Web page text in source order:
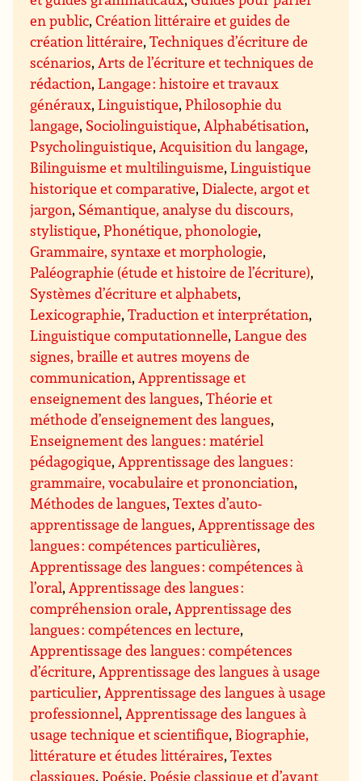
en public,Création littéraire et guides de
création littéraire,Techniques d’écriture de
scénarios,Arts de l’écriture et techniques de
rédaction,Langage : histoire et travaux
généraux,Linguistique,Philosophie du
langage, Sociolinguistique,Alphabétisation,
Psycholinguistique,Acquisition du langage,
Bilinguisme et multilinguisme,Linguistique
historique et comparative,Dialecte, argot et
jargon, Sémantique, analyse du discours,
stylistique,Phonétique, phonologie,
Grammaire, syntaxe et morphologie,
Paléographie (étude et histoire de l’écriture),
Systèmes d’écriture et alphabets,
Lexicographie,Traduction et interprétation,
Linguistique computationnelle,Langue des
signes, braille et autres moyens de
communication,Apprentissage et
enseignement des langues,Théorie et
méthode d’enseignement des langues,
Enseignement des langues : matériel
pédagogique,Apprentissage des langues :
grammaire, vocabulaire et prononciation,
Méthodes de langues,Textes d’auto-
apprentissage de langues,Apprentissage des
langues : compétences particulières,
Apprentissage des langues : compétences à
l’oral,Apprentissage des langues :
compréhension orale,Apprentissage des
langues : compétences en lecture,
Apprentissage des langues : compétences
d’écriture,Apprentissage des langues à usage
particulier,Apprentissage des langues à usage
professionnel,Apprentissage des langues à
usage technique et scientifique, Biographie,
littérature et études littéraires,Textes
classiques,Poésie,Poésie classique et d’avant